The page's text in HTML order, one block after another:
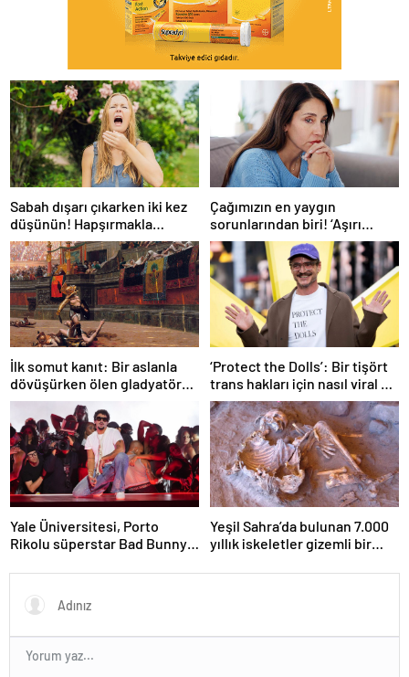
Sabah dışarı çıkarken iki kez
düşünün! Hapşırmakla
başlayıp astıma
dönüşebiliyor
Çağımızın en yaygın
sorunlarından biri! ‘Aşırı
düşünmeyle başa çıkmak
mümkün’
İlk somut kanıt: Bir aslanla
dövüşürken ölen gladyatörün
iskeleti bulundu
‘Protect the Dolls’: Bir tişört
trans hakları için nasıl viral bir
sembol haline geldi?
Yale Üniversitesi, Porto
Rikolu süperstar Bad Bunny
Yeşil Sahra’da bulunan 7.000
yıllık iskeletler gizemli bir